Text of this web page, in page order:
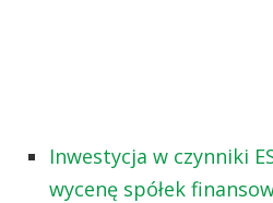
Inwestycja w czynniki
wycenę spółek